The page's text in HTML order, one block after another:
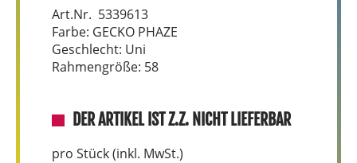
Art.Nr. 5339613
Farbe: GECKO PHAZE
Geschlecht: Uni
Rahmengröße: 58
DER ARTIKEL IST Z.Z. NICHT LIEFERBAR
pro Stück (inkl. MwSt.)